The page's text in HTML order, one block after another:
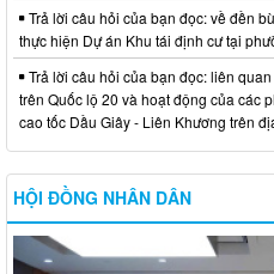
Trả lời câu hỏi của bạn đọc: về đền
thực hiện Dự án Khu tái định cư tại
Trả lời câu hỏi của bạn đọc: liên
trên Quốc lộ 20 và hoạt động của các
cao tốc Dầu Giây - Liên Khương trên
HỘI ĐỒNG NHÂN DÂN